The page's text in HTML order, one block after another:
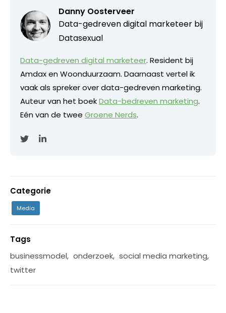
Danny Oosterveer
Data-gedreven digital marketeer bij
Datasexual
Data-gedreven digital marketeer. Resident bij
Amdax en Woonduurzaam. Daarnaast vertel ik
vaak als spreker over data-gedreven marketing.
Auteur van het boekData-bedreven marketing.
Eén van de twee Groene Nerds.
Categorie
Media
Tags
businessmodel, onderzoek, social media marketing,
twitter